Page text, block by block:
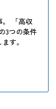
。 「高収
3つの条件
す。